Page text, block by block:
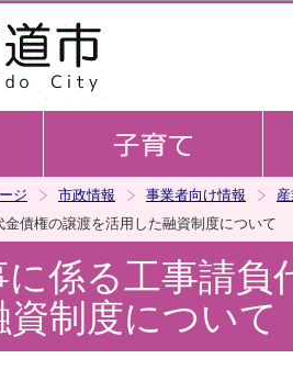
ジ 市政情報 事業者向け情報
債権の譲渡を活用した融資制度について
係る工事請負
資制度について